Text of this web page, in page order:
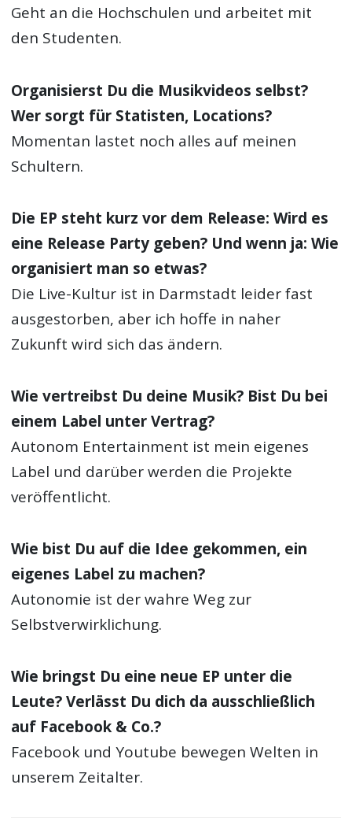
Geht an die Hochschulen und arbeitet mit
den Studenten.
Organisierst Du die Musikvideos selbst?
Wer sorgt für Statisten, Locations?
Momentan lastet noch alles auf meinen
Schultern.
Die EP steht kurz vor dem Release: Wird es
eine Release Party geben? Und wenn ja: Wie
organisiert man so etwas?
Die Live-Kultur ist in Darmstadt leider fast
ausgestorben, aber ich hoffe in naher
Zukunft wird sich das ändern.
Wie vertreibst Du deine Musik? Bist Du bei
einem Label unter Vertrag?
Autonom Entertainment ist mein eigenes
Label und darüber werden die Projekte
veröffentlicht.
Wie bist Du auf die Idee gekommen, ein
eigenes Label zu machen?
Autonomie ist der wahre Weg zur
Selbstverwirklichung.
Wie bringst Du eine neue EP unter die
Leute? Verlässt Du dich da ausschließlich
auf Facebook & Co.?
Facebook und Youtube bewegen Welten in
unserem Zeitalter.